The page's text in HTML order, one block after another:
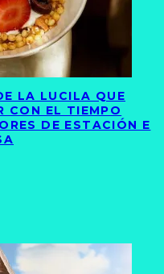
LA LUCILA QUE
CON EL TIEMPO
DE ESTACIÓN E